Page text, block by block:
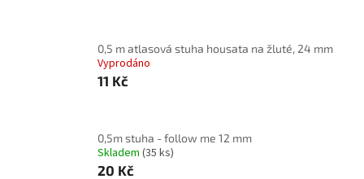
0,5 m atlasová stuha housata na žluté, 24 mm
Vyprodáno
11 Kč
0,5m stuha - follow me 12 mm
Skladem (35 ks)
20 Kč